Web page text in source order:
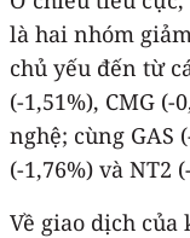
là hai nhóm
chủ yếu đến từ
(-1,51%), CMG (-
nghệ; cùng GAS
(-1,76%) và NT2
Về giao dịch